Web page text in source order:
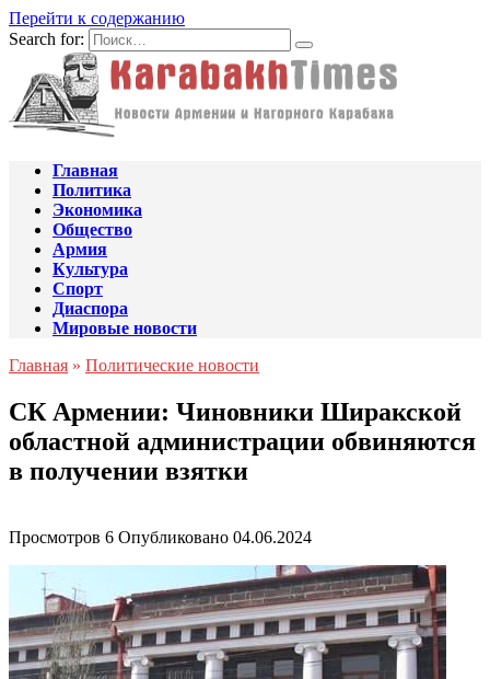
Перейти к содержанию
Search for:
Главная
Политика
Экономика
Общество
Армия
Культура
Спорт
Диаспора
Мировые новости
Главная » Политические новости
СК Армении: Чиновники Ширакской
областной администрации обвиняются
в получении взятки
Просмотров 6 Опубликовано 04.06.2024